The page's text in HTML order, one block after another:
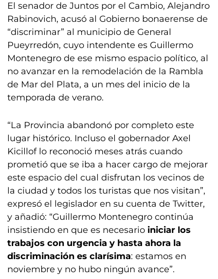
El senador de Juntos por el Cambio, Alejandro
Rabinovich, acusó al Gobierno bonaerense de
“discriminar” al municipio de General
Pueyrredón, cuyo intendente es Guillermo
Montenegro de ese mismo espacio político, al
no avanzar en la remodelación de la Rambla
de Mar del Plata, a un mes del inicio de la
temporada de verano.
“La Provincia abandonó por completo este
lugar histórico. Incluso el gobernador Axel
Kicillof lo reconoció meses atrás cuando
prometió que se iba a hacer cargo de mejorar
este espacio del cual disfrutan los vecinos de
la ciudad y todos los turistas que nos visitan”,
expresó el legislador en su cuenta de Twitter,
y añadió: “Guillermo Montenegro continúa
insistiendo en que es necesario iniciar los
trabajos con urgencia y hasta ahora la
discriminación es clarísima: estamos en
noviembre y no hubo ningún avance”.